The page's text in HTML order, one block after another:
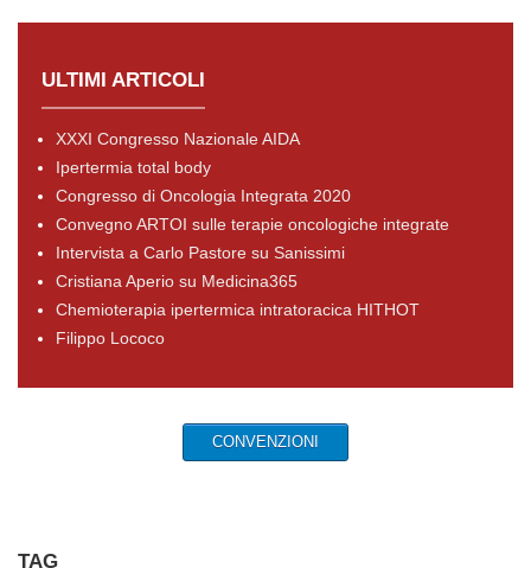
ULTIMI ARTICOLI
XXXI Congresso Nazionale AIDA
Ipertermia total body
Congresso di Oncologia Integrata 2020
Convegno ARTOI sulle terapie oncologiche integrate
Intervista a Carlo Pastore su Sanissimi
Cristiana Aperio su Medicina365
Chemioterapia ipertermica intratoracica HITHOT
Filippo Lococo
CONVENZIONI
TAG